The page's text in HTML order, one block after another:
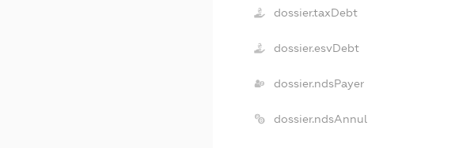
dossier.taxDebt
dossier.esvDebt
dossier.ndsPayer
dossier.ndsAnnul